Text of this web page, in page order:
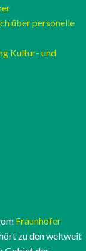
über personelle
Kultur- und
Fraunhofer
zu den weltweit